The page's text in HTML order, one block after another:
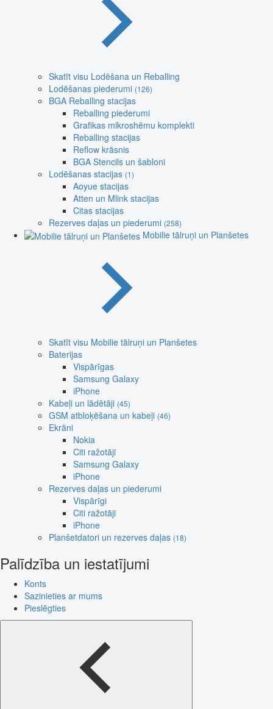
Skatīt visu Lodēšana un Reballing
Lodēšanas piederumi (126)
BGA Reballing stacijas
Reballing piederumi
Grafikas mikroshēmu komplekti
Reballing stacijas
Reflow krāsnis
BGA Stencils un šabloni
Lodēšanas stacijas (1)
Aoyue stacijas
Atten un Mlink stacijas
Citas stacijas
Rezerves daļas un piederumi (258)
Mobilie tālruņi un Planšetes
Skatīt visu Mobilie tālruņi un Planšetes
Baterijas
Vispārīgas
Samsung Galaxy
iPhone
Kabeļi un lādētāji (45)
GSM atbloķēšana un kabeļi (46)
Ekrāni
Nokia
Citi ražotāji
Samsung Galaxy
iPhone
Rezerves daļas un piederumi
Vispārīgi
Citi ražotāji
iPhone
Planšetdatori un rezerves daļas (18)
Palīdzība un iestatījumi
Konts
Sazinieties ar mums
Pieslēgties